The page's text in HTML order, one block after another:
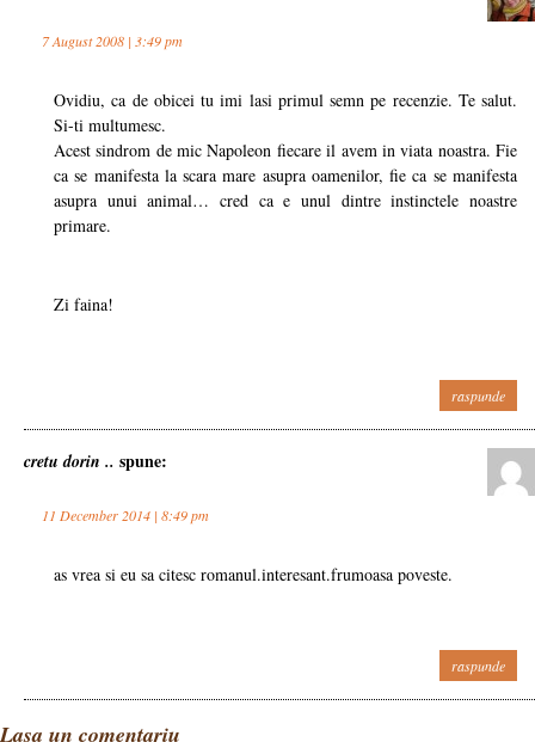
7 August 2008 | 3:49 pm
Ovidiu, ca de obicei tu imi lasi primul semn pe recenzie. Te salut.
Si-ti multumesc.
Acest sindrom de mic Napoleon fiecare il avem in viata noastra. Fie
ca se manifesta la scara mare asupra oamenilor, fie ca se manifesta
asupra unui animal… cred ca e unul dintre instinctele noastre
primare.
Zi faina!
raspunde
cretu dorin .. spune:
11 December 2014 | 8:49 pm
as vrea si eu sa citesc romanul.interesant.frumoasa poveste.
raspunde
Lasa un comentariu